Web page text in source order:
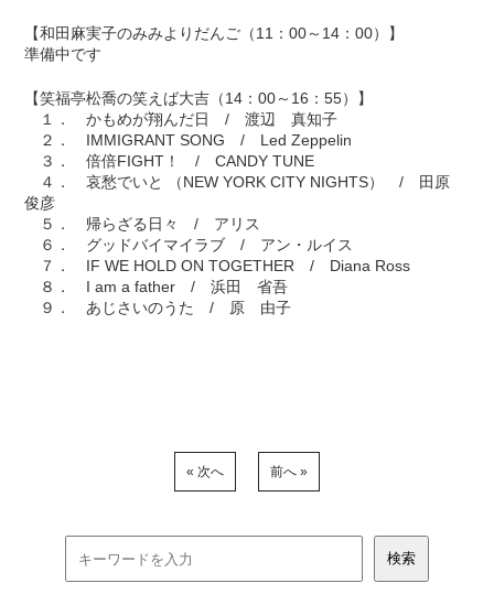
【和田麻実子のみみよりだんご（11：00～14：00）】
準備中です
【笑福亭松喬の笑えば大吉（14：00～16：55）】
１． かもめが翔んだ日 / 渡辺 真知子
２． IMMIGRANT SONG / Led Zeppelin
３． 倍倍FIGHT！ / CANDY TUNE
４． 哀愁でいと （NEW YORK CITY NIGHTS） / 田原
俊彦
５． 帰らざる日々 / アリス
６． グッドバイマイラブ / アン・ルイス
７． IF WE HOLD ON TOGETHER / Diana Ross
８． I am a father / 浜田 省吾
９． あじさいのうた / 原 由子
« 次へ 前へ »